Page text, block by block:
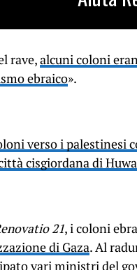
rave,alcuni coloni
ebraico».
verso i palestinesi
cisgiordana di
21, i coloni
di Gaza. Al
vari ministri del